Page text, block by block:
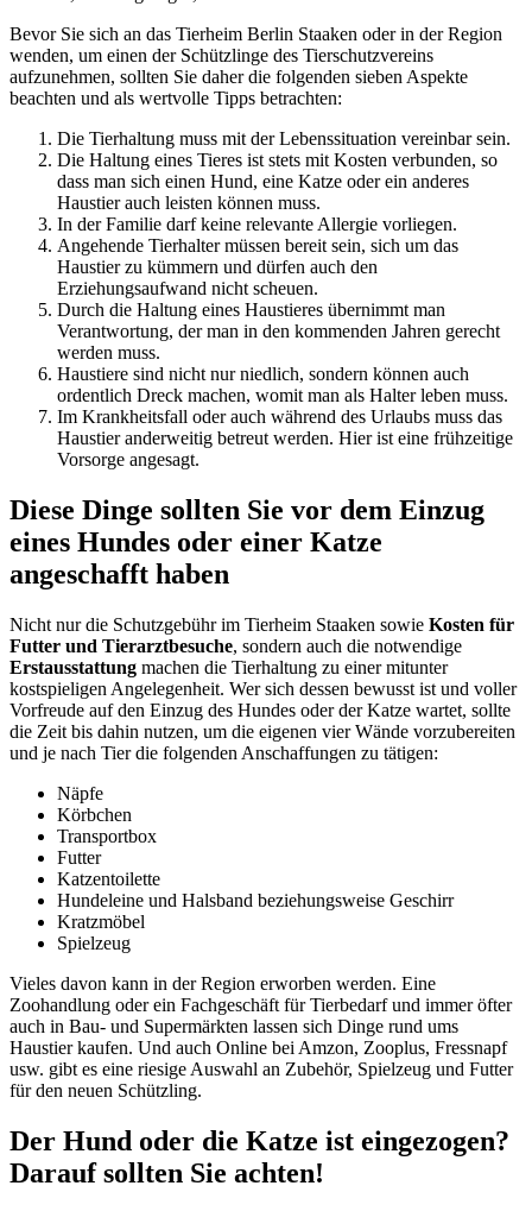
Bevor Sie sich an das Tierheim Berlin Staaken oder in der Region
wenden, um einen der Schützlinge des Tierschutzvereins
aufzunehmen, sollten Sie daher die folgenden sieben Aspekte
beachten und als wertvolle Tipps betrachten:
Die Tierhaltung muss mit der Lebenssituation vereinbar sein.
Die Haltung eines Tieres ist stets mit Kosten verbunden, so
dass man sich einen Hund, eine Katze oder ein anderes
Haustier auch leisten können muss.
In der Familie darf keine relevante Allergie vorliegen.
Angehende Tierhalter müssen bereit sein, sich um das
Haustier zu kümmern und dürfen auch den
Erziehungsaufwand nicht scheuen.
Durch die Haltung eines Haustieres übernimmt man
Verantwortung, der man in den kommenden Jahren gerecht
werden muss.
Haustiere sind nicht nur niedlich, sondern können auch
ordentlich Dreck machen, womit man als Halter leben muss.
Im Krankheitsfall oder auch während des Urlaubs muss das
Haustier anderweitig betreut werden. Hier ist eine frühzeitige
Vorsorge angesagt.
Diese Dinge sollten Sie vor dem Einzug
eines Hundes oder einer Katze
angeschafft haben
Nicht nur die Schutzgebühr im Tierheim Staaken sowie Kosten für
Futter und Tierarztbesuche, sondern auch die notwendige
Erstausstattung machen die Tierhaltung zu einer mitunter
kostspieligen Angelegenheit. Wer sich dessen bewusst ist und voller
Vorfreude auf den Einzug des Hundes oder der Katze wartet, sollte
die Zeit bis dahin nutzen, um die eigenen vier Wände vorzubereiten
und je nach Tier die folgenden Anschaffungen zu tätigen:
Näpfe
Körbchen
Transportbox
Futter
Katzentoilette
Hundeleine und Halsband beziehungsweise Geschirr
Kratzmöbel
Spielzeug
Vieles davon kann in der Region erworben werden. Eine
Zoohandlung oder ein Fachgeschäft für Tierbedarf und immer öfter
auch in Bau- und Supermärkten lassen sich Dinge rund ums
Haustier kaufen. Und auch Online bei Amzon, Zooplus, Fressnapf
usw. gibt es eine riesige Auswahl an Zubehör, Spielzeug und Futter
für den neuen Schützling.
Der Hund oder die Katze ist eingezogen?
Darauf sollten Sie achten!